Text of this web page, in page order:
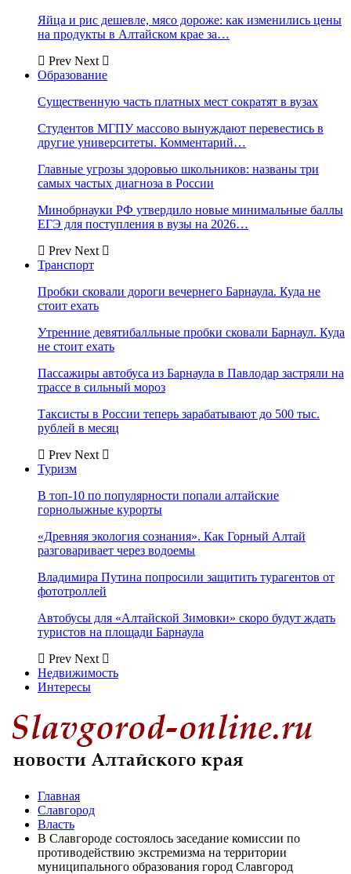
Яйца и рис дешевле, мясо дороже: как изменились цены
на продукты в Алтайском крае за…
Prev Next
Образование
Существенную часть платных мест сократят в вузах
Студентов МГПУ массово вынуждают перевестись в
другие университеты. Комментарий…
Главные угрозы здоровью школьников: названы три
самых частых диагноза в России
Минобрнауки РФ утвердило новые минимальные баллы
ЕГЭ для поступления в вузы на 2026…
Prev Next
Транспорт
Пробки сковали дороги вечернего Барнаула. Куда не
стоит ехать
Утренние девятибалльные пробки сковали Барнаул. Куда
не стоит ехать
Пассажиры автобуса из Барнаула в Павлодар застряли на
трассе в сильный мороз
Таксисты в России теперь зарабатывают до 500 тыс.
рублей в месяц
Prev Next
Туризм
В топ-10 по популярности попали алтайские
горнолыжные курорты
«Древняя экология сознания». Как Горный Алтай
разговаривает через водоемы
Владимира Путина попросили защитить турагентов от
фототроллей
Автобусы для «Алтайской Зимовки» скоро будут ждать
туристов на площади Барнаула
Prev Next
Недвижимость
Интересы
Главная
Славгород
Власть
В Славгороде состоялось заседание комиссии по
противодействию экстремизма на территории
муниципального образования город Славгород